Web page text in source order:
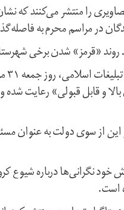
را منتشر می‌کنند که
در مراسم محرم به
«قرمز» شدن برخی
و قابل قبولی» رعایت شده
از سوی دولت به عنوان
خود نگرانی‌ها درباره
است.